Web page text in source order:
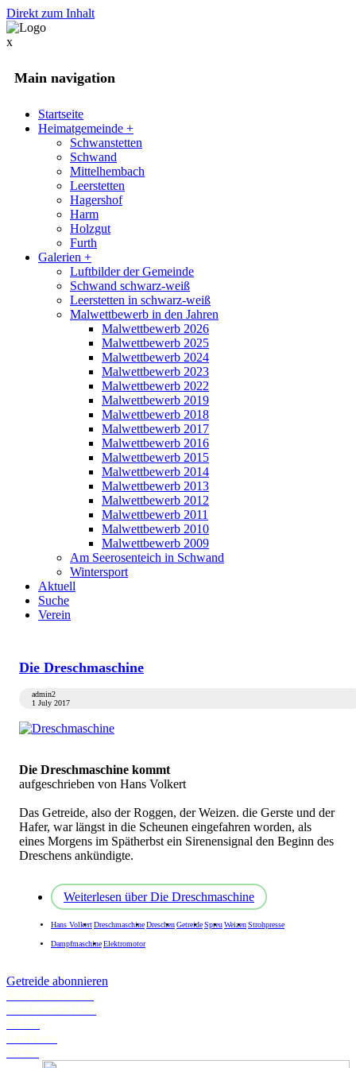
Direkt zum Inhalt
x
Main navigation
Startseite
Heimatgemeinde +
Schwanstetten
Schwand
Mittelhembach
Leerstetten
Hagershof
Harm
Holzgut
Furth
Galerien +
Luftbilder der Gemeinde
Schwand schwarz-weiß
Leerstetten in schwarz-weiß
Malwettbewerb in den Jahren
Malwettbewerb 2026
Malwettbewerb 2025
Malwettbewerb 2024
Malwettbewerb 2023
Malwettbewerb 2022
Malwettbewerb 2019
Malwettbewerb 2018
Malwettbewerb 2017
Malwettbewerb 2016
Malwettbewerb 2015
Malwettbewerb 2014
Malwettbewerb 2013
Malwettbewerb 2012
Malwettbewerb 2011
Malwettbewerb 2010
Malwettbewerb 2009
Am Seerosenteich in Schwand
Wintersport
Aktuell
Suche
Verein
Die Dreschmaschine
admin2
1 July 2017
Die Dreschmaschine kommt
aufgeschrieben von Hans Volkert
Das Getreide, also der Roggen, der Weizen. die Gerste und der
Hafer, war längst in die Scheunen eingefahren worden, als
eines Morgens im Spätherbst ein Sirenensignal den Beginn des
Dreschens ankündigte.
Weiterlesen über Die Dreschmaschine
Hans VolkertDreschmaschineDreschenGetreideSpreuWeizenStrohpresse
DampfmaschineElektromotor
Getreide abonnieren
Schwanstetten.de
Landratsamt Roth
BLFD
Landkarte
Wetter